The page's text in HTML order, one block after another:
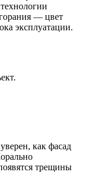
— цвет
эксплуатации.
как фасад
трещины